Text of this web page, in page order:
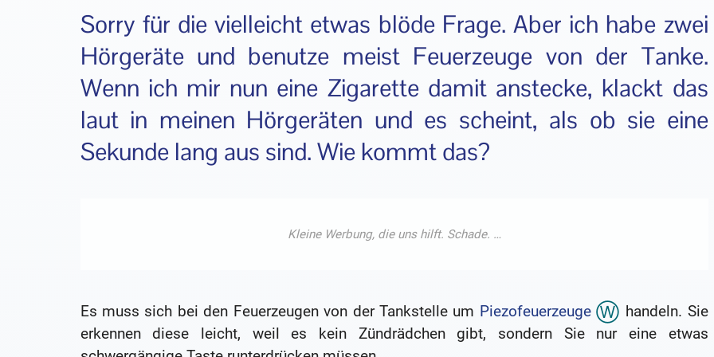
Sorry für die vielleicht etwas blöde Frage. Aber ich habe zwei
Hörgeräte und benutze meist Feuerzeuge von der Tanke.
Wenn ich mir nun eine Zigarette damit anstecke, klackt das
laut in meinen Hörgeräten und es scheint, als ob sie eine
Sekunde lang aus sind. Wie kommt das?
Es muss sich bei den Feuerzeugen von der Tankstelle um Piezofeuerzeuge
handeln. Sie
erkennen diese leicht, weil es kein Zündrädchen gibt, sondern Sie nur eine etwas